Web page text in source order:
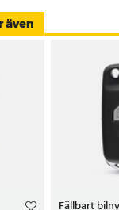
och inte en
innan köp för att
Expert 2006–2016,
och Toyota
spår
även